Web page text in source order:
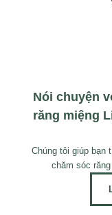
Nói chuyện
răng miệng
Chúng tôi giúp bạn
chăm sóc